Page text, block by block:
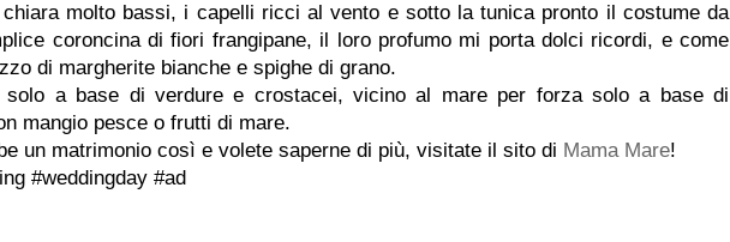
molto bassi, i capelli ricci al vento e sotto la tunica pronto il costume da
coroncina di fiori frangipane, il loro profumo mi porta dolci ricordi, e come
di margherite bianche e spighe di grano.
a base di verdure e crostacei, vicino al mare per forza solo a base di
mangio pesce o frutti di mare.
un matrimonio così e volete saperne di più, visitate il sito di Mama Mare!
#weddingday #ad